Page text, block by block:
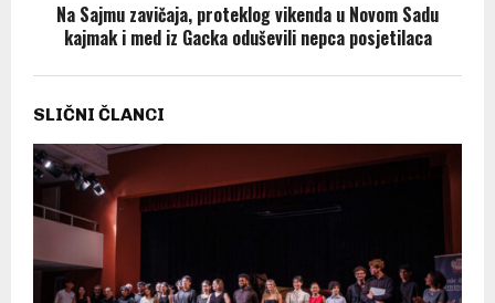
Na Sajmu zavičaja, proteklog vikenda u Novom Sadu
kajmak i med iz Gacka oduševili nepca posjetilaca
SLIČNI ČLANCI